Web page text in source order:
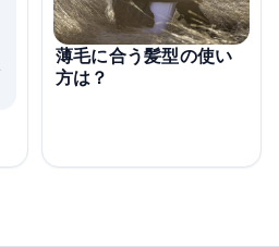
薄毛に合う髪型の使い
方は？